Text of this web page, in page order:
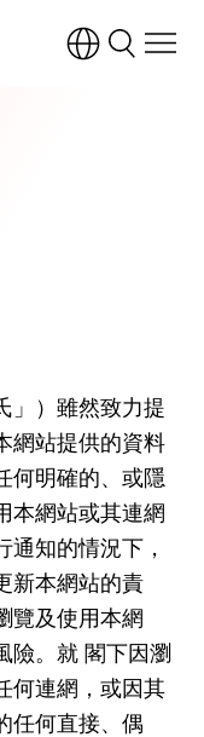
」）雖然致力提
網站提供的資料
何明確的、或隱
本網站或其連網
通知的情況下，
新本網站的責
覽及使用本網
險。就 閣下因瀏
何連網，或因其
任何直接、偶